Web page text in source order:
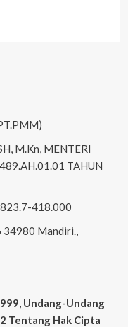
M.Kn, MENTERI
TAHUN
418.000
34980 Mandiri.,
, Undang-Undang
Tentang Hak Cipta